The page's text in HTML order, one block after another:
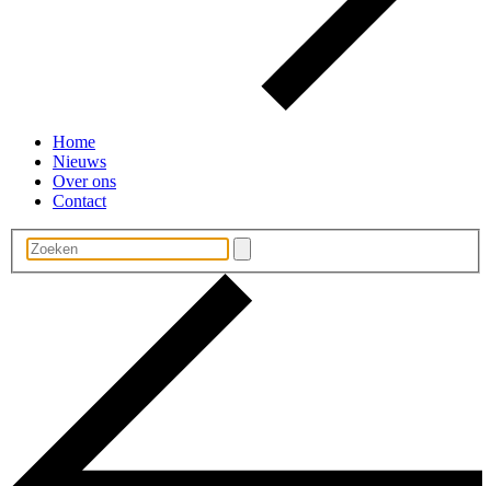
Home
Nieuws
Over ons
Contact